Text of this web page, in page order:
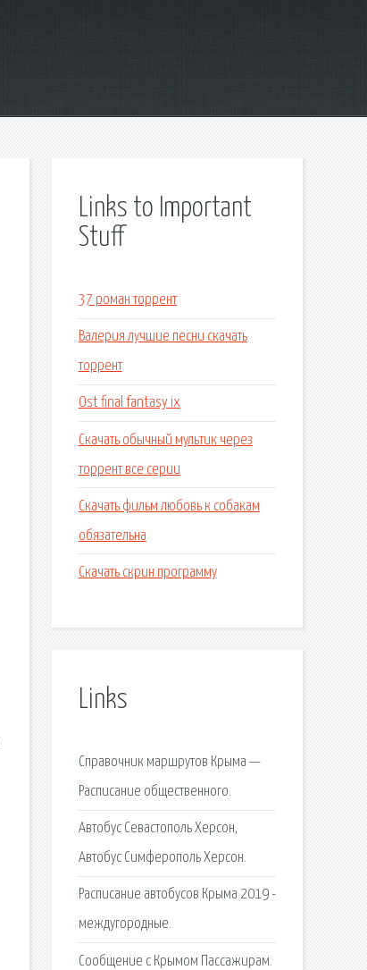
Links to Important
Stuff
37 роман торрент
Валерия лучшие песни скачать
торрент
Ost final fantasy ix
Скачать обычный мультик через
торрент все серии
Скачать фильм любовь к собакам
обязательна
Скачать скрин программу
Links
Справочник маршрутов Крыма —
Расписание общественного.
Автобус Севастополь Херсон,
Автобус Симферополь Херсон.
Расписание автобусов Крыма 2019 -
междугородные.
Сообщение с Крымом Пассажирам.